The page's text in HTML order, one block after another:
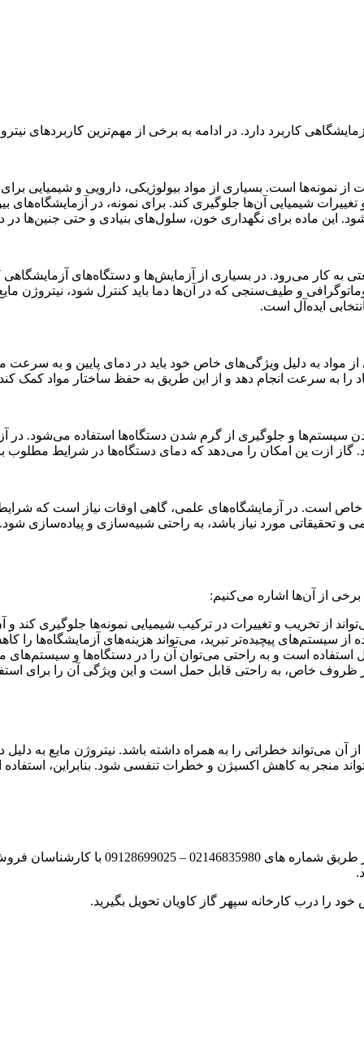
کاربرد دارد. در ادامه به برخی از مهم‌ترین کاربردهای
نمونه‌ها است. بسیاری از مواد بیولوژیکی، دارویی و شیمیایی
این ماده برای نگهداری خون، سلول‌های بنیادی و حتی جنین‌ها در
کار می‌رود. در بسیاری از آزمایش‌ها و دستگاه‌های آزمایشگاهی که
و طیف‌سنجی که در آن‌ها دما باید کنترل شود، نیتروژن
ایده‌آل است.
مواد به دلیل ویژگی‌های خاص خود باید در دمای پایین و به سرعت
را به سرعت انجام دهد و از این طریق به حفظ ساختار مواد کمک
و جلوگیری از گرم شدن دستگاه‌ها استفاده می‌شود. در
ازت ین امکان را می‌دهد که دمای دستگاه‌ها در شرایط مطلوب
است. در آزمایشگاه‌های علمی، گاهی اوقات نیاز است که
مورد نیاز باشد، به راحتی شبیه‌سازی و پیاده‌سازی شود.
برخی از آن‌ها اشاره می‌کنیم:
از تخریب و تغییرات در ترکیب شیمیایی نمونه‌ها جلوگیری
از سیستم‌های پیچیده‌تر تبرید، می‌تواند هزینه‌های آزمایشگاه‌ها را
استفاده است و به راحتی می‌توان آن را در دستگاه‌ها و سیستم‌های
ظروف خاص، به راحتی قابل حمل است و این ویژگی آن را برای
از آن می‌تواند خطراتی را به همراه داشته باشد. نیتروژن مایع به
منجر به کاهش اکسیژن و خطرات تنفسی شود. بنابراین، استفاده
برای خرید گاز شما میتوانید بعد از انتخاب
خود را درب کارخانه سپهر گاز کاویان تحویل بگیرید.